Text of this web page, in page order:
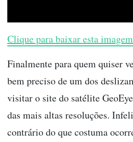
Clique para baixar esta
Finalmente para quem quiser
bem preciso de um dos
visitar o site do satélite
das mais altas resoluções.
contrário do que costuma